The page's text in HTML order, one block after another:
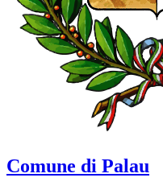
Comune di Palau